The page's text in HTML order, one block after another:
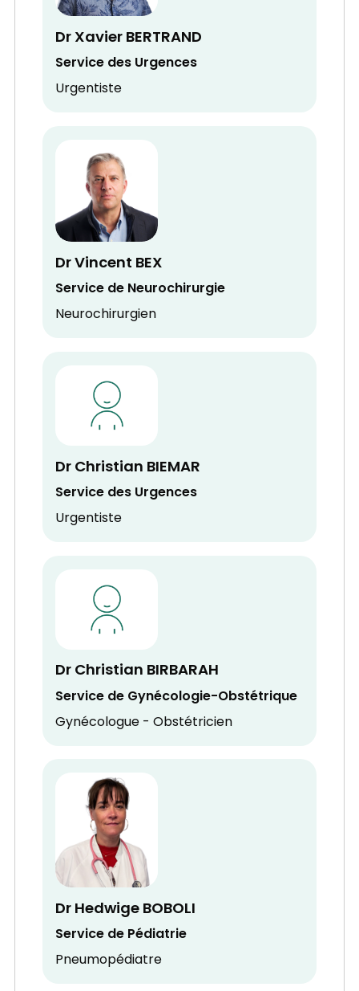
Dr Xavier BERTRAND
Service des Urgences
Urgentiste
Dr Vincent BEX
Service de Neurochirurgie
Neurochirurgien
Dr Christian BIEMAR
Service des Urgences
Urgentiste
Dr Christian BIRBARAH
Service de Gynécologie-Obstétrique
Gynécologue - Obstétricien
Dr Hedwige BOBOLI
Service de Pédiatrie
Pneumopédiatre